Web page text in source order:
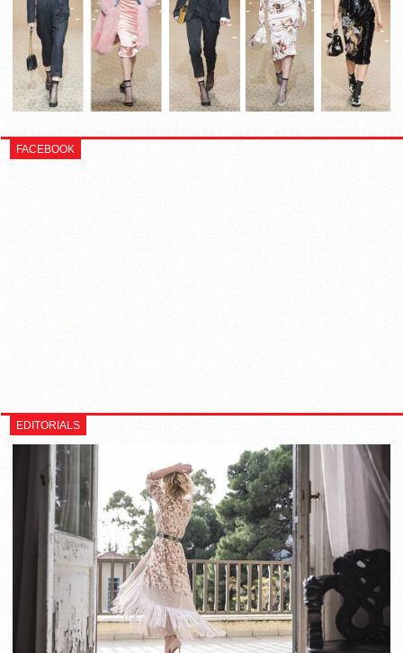
FACEBOOK
EDITORIALS